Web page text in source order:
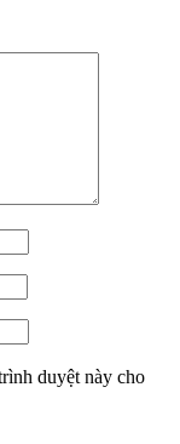
duyệt này cho